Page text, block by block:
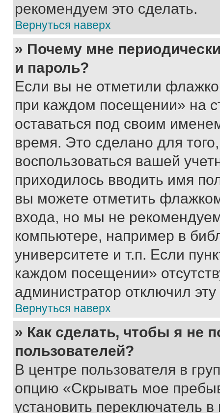
рекомендуем это сделать.
Вернуться наверх
» Почему мне
и пароль?
Если вы не отметили
при каждом посещении» на
оставаться под своим
время. Это сделано для
воспользоваться вашей
приходилось вводить имя
вы можете отметить
входа, но мы не
компьютере, например в
университете и т.п. Если
каждом посещении»
администратор отключил
Вернуться наверх
» Как сделать, чтобы я не
пользователей?
В центре пользователя в
опцию «Скрывать мое
установить переключатель